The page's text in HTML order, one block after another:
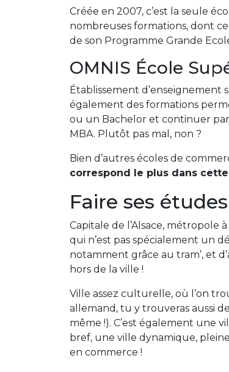
Créée en 2007, c’est la seule
nombreuses formations, dont
de son Programme Grande
OMNIS École
Établissement d’enseignement
également des formations
ou un Bachelor et continuer
MBA. Plutôt pas mal, non ?
Bien d’autres écoles de
correspond le plus dans
Faire ses
Capitale de l’Alsace, métropole
qui n’est pas spécialement un
notamment grâce au tram’, et
hors de la ville !
Ville assez culturelle, où l’on
allemand, tu y trouveras aussi
même !). C’est également une
bref, une ville dynamique,
en commerce !